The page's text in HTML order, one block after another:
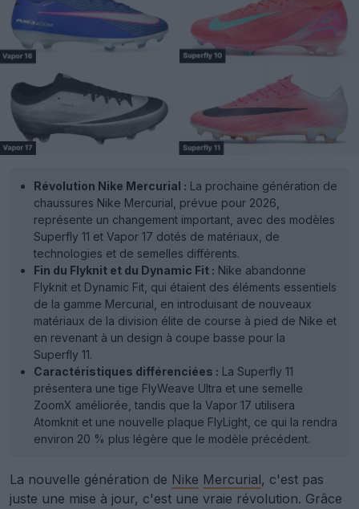
Révolution Nike Mercurial : La prochaine génération de
chaussures Nike Mercurial, prévue pour 2026,
représente un changement important, avec des modèles
Superfly 11 et Vapor 17 dotés de matériaux, de
technologies et de semelles différents.
Fin du Flyknit et du Dynamic Fit : Nike abandonne
Flyknit et Dynamic Fit, qui étaient des éléments essentiels
de la gamme Mercurial, en introduisant de nouveaux
matériaux de la division élite de course à pied de Nike et
en revenant à un design à coupe basse pour la
Superfly 11.
Caractéristiques différenciées : La Superfly 11
présentera une tige FlyWeave Ultra et une semelle
ZoomX améliorée, tandis que la Vapor 17 utilisera
Atomknit et une nouvelle plaque FlyLight, ce qui la rendra
environ 20 % plus légère que le modèle précédent.
La nouvelle génération de Nike Mercurial, c'est pas
juste une mise à jour, c'est une vraie révolution. Grâce